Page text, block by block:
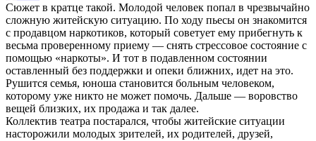
Сюжет в кратце такой. Молодой человек попал в чрезвычайно
сложную житейскую ситуацию. По ходу пьесы он знакомится
с продавцом наркотиков, который советует ему прибегнуть к
весьма проверенному приему — снять стрессовое состояние с
помощью «наркоты». И тот в подавленном состоянии
оставленный без поддержки и опеки ближних, идет на это.
Рушится семья, юноша становится больным человеком,
которому уже никто не может помочь. Дальше — воровство
вещей близких, их продажа и так далее.
Коллектив театра постарался, чтобы житейские ситуации
насторожили молодых зрителей, их родителей, друзей,